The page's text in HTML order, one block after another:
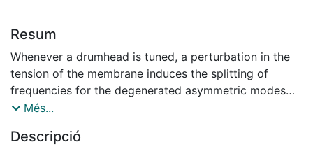
Resum
Whenever a drumhead is tuned, a perturbation in the
tension of the membrane induces the splitting of
frequencies for the degenerated asymmetric modes
(m, n), with m ̸= 0. With the use of a lock-in amplifier
the head, the amplitude of the signal generated by the
Més...
Descripció